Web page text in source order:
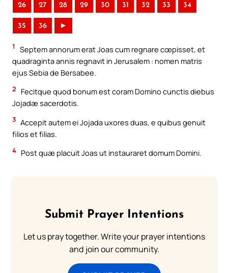
26 27 28 29 30 31 32 33 34
35 36 ►
1
Septem annorum erat Joas cum regnare cœpisset, et
quadraginta annis regnavit in Jerusalem : nomen matris
ejus Sebia de Bersabee.
2
Fecitque quod bonum est coram Domino cunctis diebus
Jojadæ sacerdotis.
3 Accepit autem ei Jojada uxores duas, e quibus genuit
filios et filias.
4 Post quæ placuit Joas ut instauraret domum Domini.
Submit Prayer Intentions
Let us pray together. Write your prayer intentions
and join our community.